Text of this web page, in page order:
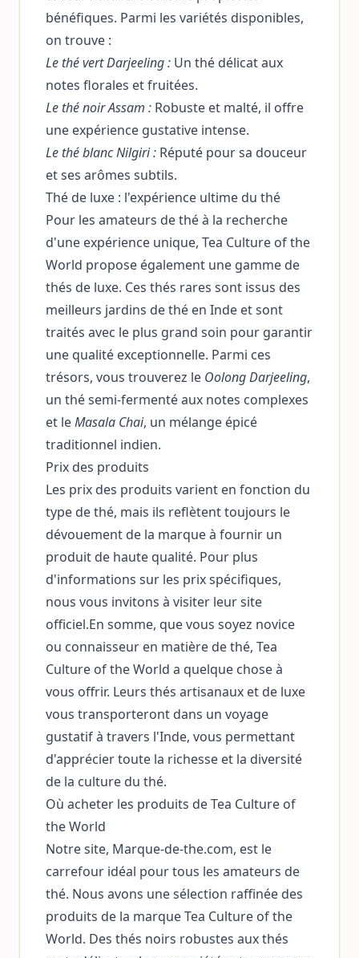
bénéfiques. Parmi les variétés disponibles,
on trouve :
Le thé vert Darjeeling : Un thé délicat aux
notes florales et fruitées.
Le thé noir Assam : Robuste et malté, il offre
une expérience gustative intense.
Le thé blanc Nilgiri : Réputé pour sa douceur
et ses arômes subtils.
Thé de luxe : l'expérience ultime du thé
Pour les amateurs de thé à la recherche
d'une expérience unique, Tea Culture of the
World propose également une gamme de
thés de luxe. Ces thés rares sont issus des
meilleurs jardins de thé en Inde et sont
traités avec le plus grand soin pour garantir
une qualité exceptionnelle. Parmi ces
trésors, vous trouverez le Oolong Darjeeling,
un thé semi-fermenté aux notes complexes
et leMasala Chai, un mélange épicé
traditionnel indien.
Prix des produits
Les prix des produits varient en fonction du
type de thé, mais ils reflètent toujours le
dévouement de la marque à fournir un
produit de haute qualité. Pour plus
d'informations sur les prix spécifiques,
nous vous invitons à visiter leur site
officiel.En somme, que vous soyez novice
ou connaisseur en matière de thé, Tea
Culture of the World a quelque chose à
vous offrir. Leurs thés artisanaux et de luxe
vous transporteront dans un voyage
gustatif à travers l'Inde, vous permettant
d'apprécier toute la richesse et la diversité
de la culture du thé.
Où acheter les produits de Tea Culture of
the World
Notre site, Marque-de-the.com, est le
carrefour idéal pour tous les amateurs de
thé. Nous avons une sélection raffinée des
produits de la marque Tea Culture of the
World. Des thés noirs robustes aux thés